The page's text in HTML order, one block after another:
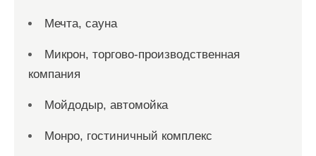
Мечта, сауна
Микрон, торгово-производственная
компания
Мойдодыр, автомойка
Монро, гостиничный комплекс